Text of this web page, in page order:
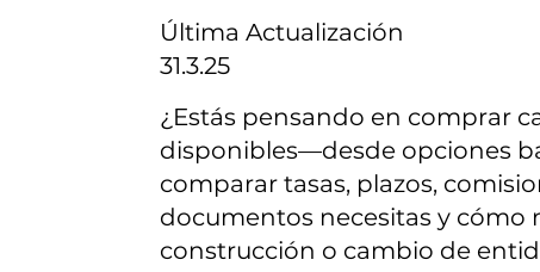
Última Actualización
31.3.25
¿Estás pensando en comprar
disponibles—desde opciones
comparar tasas, plazos,
documentos necesitas y cómo
construcción o cambio de